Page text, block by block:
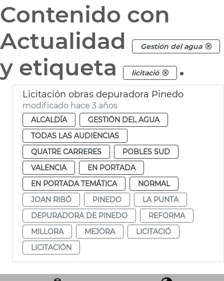
Contenido con
Actualidad
Gestión del agua
y etiqueta licitació .
Licitación obras depuradora Pinedo
modificado hace 3 años
ALCALDÍA
GESTIÓN DEL AGUA
TODAS LAS AUDIENCIAS
QUATRE CARRERES
POBLES SUD
VALENCIA
EN PORTADA
EN PORTADA TEMÁTICA
NORMAL
JOAN RIBÓ
PINEDO
LA PUNTA
DEPURADORA DE PINEDO
REFORMA
MILLORA
MEJORA
LICITACIÓ
LICITACIÓN